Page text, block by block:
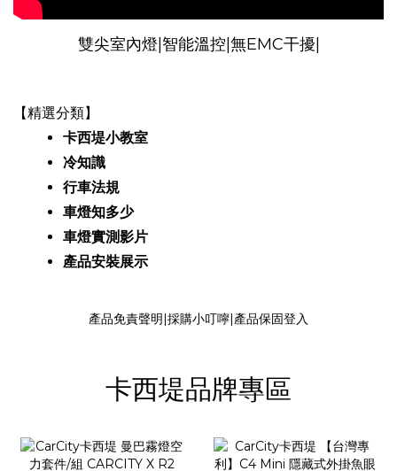
雙尖室內燈|智能溫控|無EMC干擾|
【精選分類】
卡西堤小教室
冷知識
行車法規
車燈知多少
車燈實測影片
產品安裝展示
產品免責聲明|採購小叮嚀|產品保固登入
卡西堤品牌專區